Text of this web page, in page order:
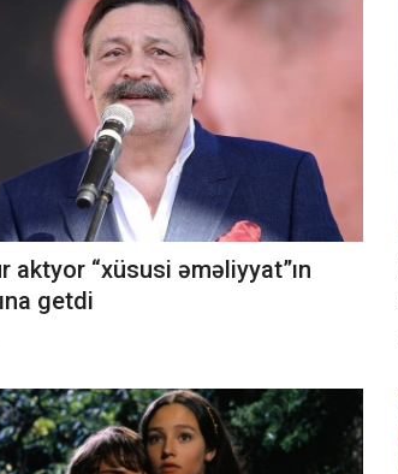
aktyor “xüsusi əməliyyat”ın
getdi